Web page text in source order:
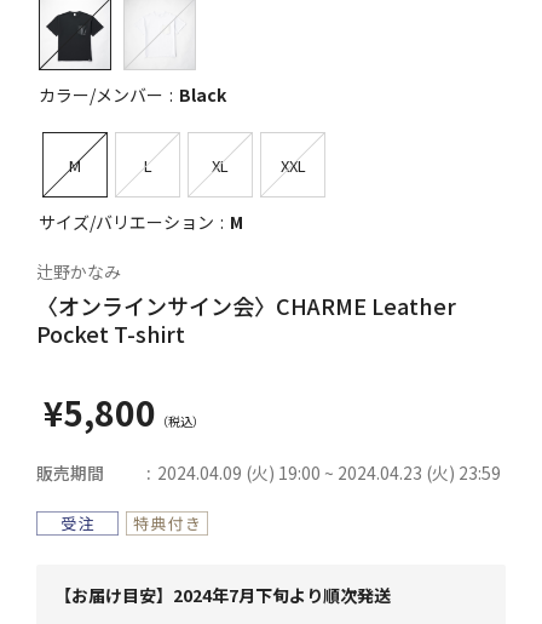
カラー/メンバー Black
M L XL XXL
サイズ/バリエーション M
辻野かなみ
〈オンラインサイン会〉CHARME Leather
Pocket T-shirt
¥5,800
販売期間 2024.04.09 (火) 19:00 ~ 2024.04.23 (火) 23:59
【お届け目安】2024年7月下旬より順次発送